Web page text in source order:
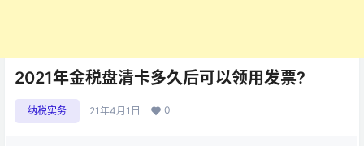
2021年金税盘清卡多久后可以领用发票?
纳税实务 21年4月1日 0